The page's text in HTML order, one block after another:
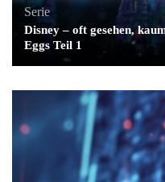
Serie
Disney – oft gesehen,
Eggs Teil 1